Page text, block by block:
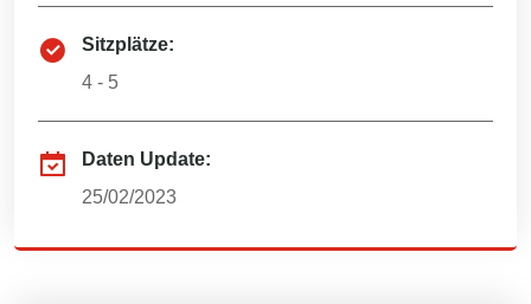
Sitzplätze:
4 - 5
Daten Update:
25/02/2023